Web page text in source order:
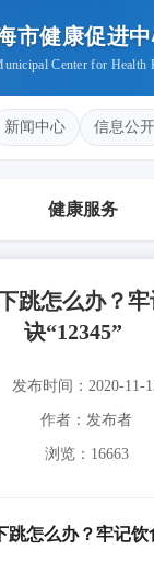
市健康促进
Center for Health
新闻中心 信息公开
健康服务
跳怎么办？牢
诀“12345”
发布时间：2020-11-
作者：发布者
浏览：16663
跳怎么办？牢记饮